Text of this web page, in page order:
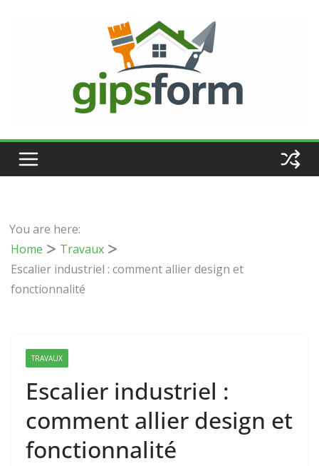
You are here:
Home
Travaux
Escalier industriel : comment allier design et
fonctionnalité
TRAVAUX
Escalier industriel :
comment allier design et
fonctionnalité